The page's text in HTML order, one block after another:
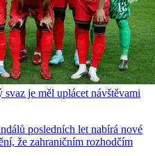
je měl uplácet návštěvami
posledních let nabírá nové
že zahraničním rozhodčím